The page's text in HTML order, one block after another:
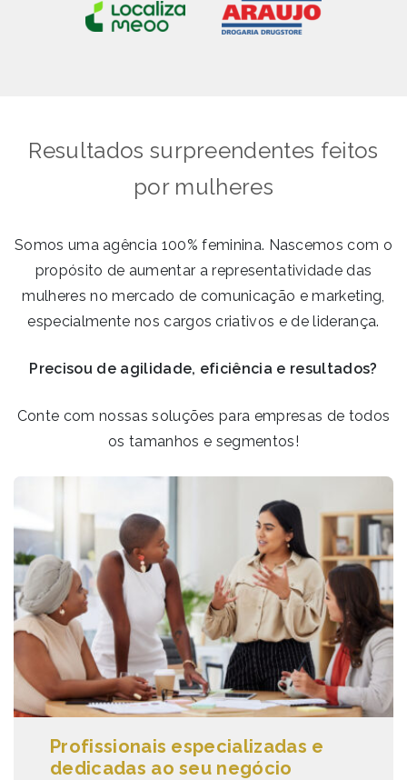
Resultados surpreendentes feitos
por mulheres
Somos uma agência 100% feminina. Nascemos com o
propósito de aumentar a representatividade das
mulheres no mercado de comunicação e marketing,
especialmente nos cargos criativos e de liderança.
Precisou de agilidade, eficiência e resultados?
Conte com nossas soluções para empresas de todos
os tamanhos e segmentos!
Profissionais especializadas e
dedicadas ao seu negócio